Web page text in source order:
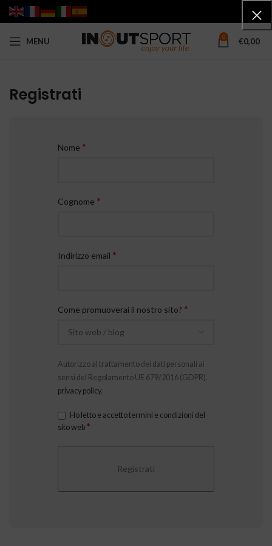
MENU 0 €0,00
Registrati
Nome *
Cognome *
Indirizzo email *
Come promuoverai il nostro sito? *
Autorizzo al trattamento dei dati personali ai
sensi del Regolamento UE 679/2016 (GDPR).
privacy policy.
Ho letto e accettotermini e condizioni del
sito web *